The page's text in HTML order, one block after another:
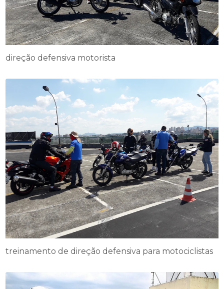
direção defensiva motorista
treinamento de direção defensiva para motociclistas